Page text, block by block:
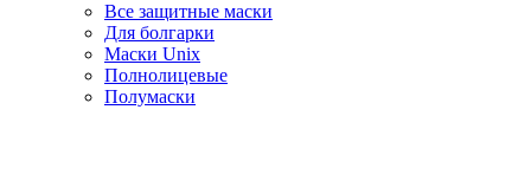
Все защитные маски
Для болгарки
Маски Unix
Полнолицевые
Полумаски